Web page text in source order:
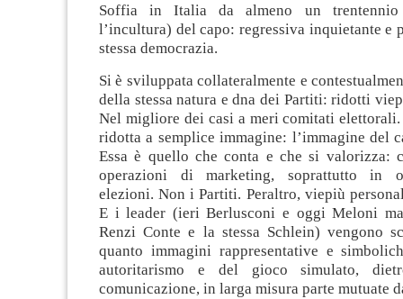
Soffia in Italia da almeno un
l’incultura) del capo: regressiva inquietante e
stessa democrazia.
Si è sviluppata collateralmente e
della stessa natura e dna dei Partiti: ridotti
Nel migliore dei casi a meri comitati
ridotta a semplice immagine: l’immagine del
Essa è quello che conta e che si valorizza:
operazioni di marketing, soprattutto in
elezioni. Non i Partiti. Peraltro, viepiù
E i leader (ieri Berlusconi e oggi Meloni
Renzi Conte e la stessa Schlein) vengono
quanto immagini rappresentative e
autoritarismo e del gioco simulato,
comunicazione, in larga misura parte mutuate